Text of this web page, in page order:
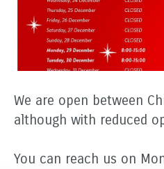
We are open between
although with reduced
You can reach us on